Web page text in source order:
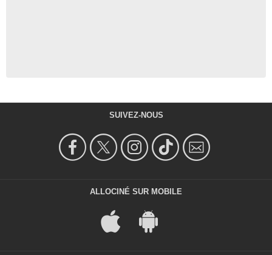
SUIVEZ-NOUS
ALLOCINÉ SUR MOBILE